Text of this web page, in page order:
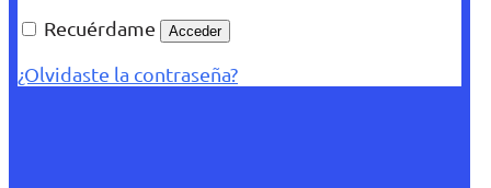
Recuérdame
Acceder
¿Olvidaste la contraseña?